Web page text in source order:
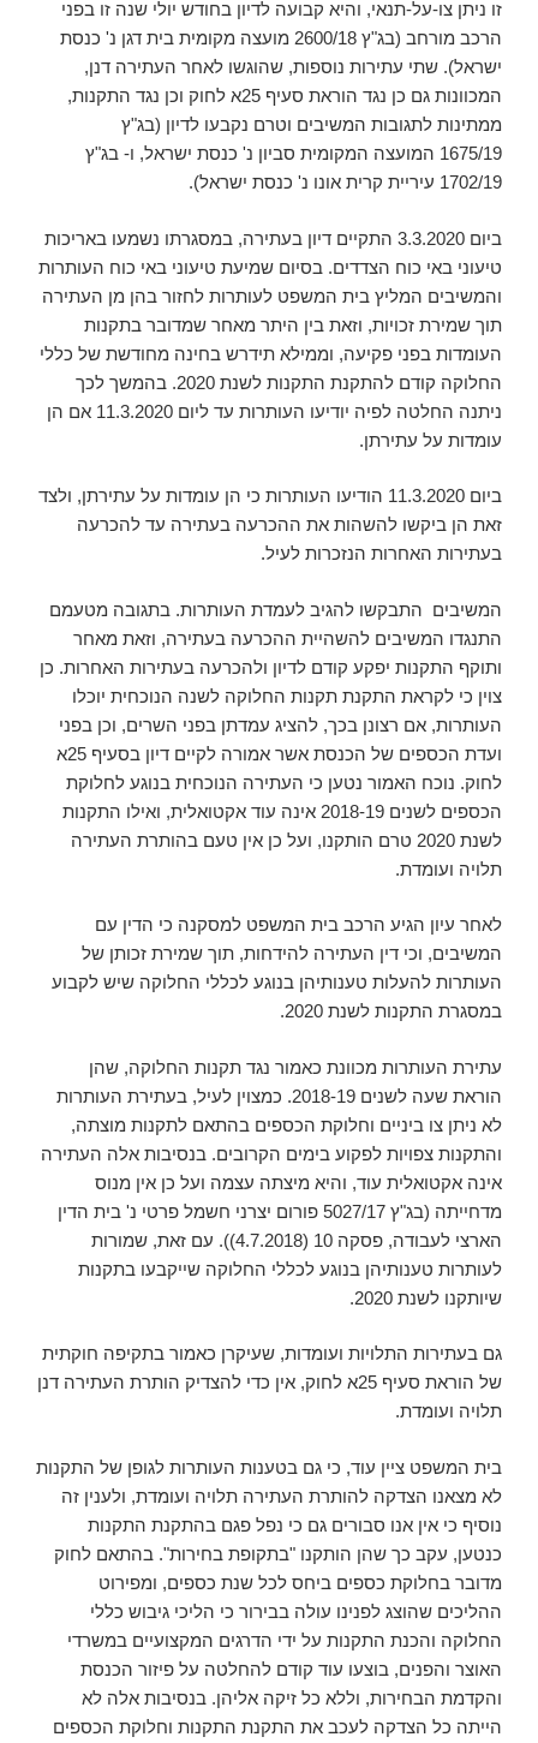
זו ניתן צו-על-תנאי, והיא קבועה לדיון בחודש יולי שנה זו בפני
הרכב מורחב (בג"ץ 2600/18 מועצה מקומית בית דגן נ' כנסת
ישראל). שתי עתירות נוספות, שהוגשו לאחר העתירה דנן,
המכוונות גם כן נגד הוראת סעיף 25א לחוק וכן נגד התקנות,
ממתינות לתגובות המשיבים וטרם נקבעו לדיון (בג"ץ
1675/19 המועצה המקומית סביון נ' כנסת ישראל, ו- בג"ץ
1702/19 עיריית קרית אונו נ' כנסת ישראל).
ביום 3.3.2020 התקיים דיון בעתירה, במסגרתו נשמעו באריכות
טיעוני באי כוח הצדדים. בסיום שמיעת טיעוני באי כוח העותרות
והמשיבים המליץ בית המשפט לעותרות לחזור בהן מן העתירה
תוך שמירת זכויות, וזאת בין היתר מאחר שמדובר בתקנות
העומדות בפני פקיעה, וממילא תידרש בחינה מחודשת של כללי
החלוקה קודם להתקנת התקנות לשנת 2020. בהמשך לכך
ניתנה החלטה לפיה יודיעו העותרות עד ליום 11.3.2020 אם הן
עומדות על עתירתן.
ביום 11.3.2020 הודיעו העותרות כי הן עומדות על עתירתן, ולצד
זאת הן ביקשו להשהות את ההכרעה בעתירה עד להכרעה
בעתירות האחרות הנזכרות לעיל.
המשיבים התבקשו להגיב לעמדת העותרות. בתגובה מטעמם
התנגדו המשיבים להשהיית ההכרעה בעתירה, וזאת מאחר
ותוקף התקנות יפקע קודם לדיון ולהכרעה בעתירות האחרות. כן
צוין כי לקראת התקנת תקנות החלוקה לשנה הנוכחית יוכלו
העותרות, אם רצונן בכך, להציג עמדתן בפני השרים, וכן בפני
ועדת הכספים של הכנסת אשר אמורה לקיים דיון בסעיף 25א
לחוק. נוכח האמור נטען כי העתירה הנוכחית בנוגע לחלוקת
הכספים לשנים 2018-19 אינה עוד אקטואלית, ואילו התקנות
לשנת 2020 טרם הותקנו, ועל כן אין טעם בהותרת העתירה
תלויה ועומדת.
לאחר עיון הגיע הרכב בית המשפט למסקנה כי הדין עם
המשיבים, וכי דין העתירה להידחות, תוך שמירת זכותן של
העותרות להעלות טענותיהן בנוגע לכללי החלוקה שיש לקבוע
במסגרת התקנות לשנת 2020.
עתירת העותרות מכוונת כאמור נגד תקנות החלוקה, שהן
הוראת שעה לשנים 2018-19. כמצוין לעיל, בעתירת העותרות
לא ניתן צו ביניים וחלוקת הכספים בהתאם לתקנות מוצתה,
והתקנות צפויות לפקוע בימים הקרובים. בנסיבות אלה העתירה
אינה אקטואלית עוד, והיא מיצתה עצמה ועל כן אין מנוס
מדחייתה (בג"ץ 5027/17 פורום יצרני חשמל פרטי נ' בית הדין
הארצי לעבודה, פסקה 10 (‏4.7.2018)). עם זאת, שמורות
לעותרות טענותיהן בנוגע לכללי החלוקה שייקבעו בתקנות
שיותקנו לשנת 2020.
גם בעתירות התלויות ועומדות, שעיקרן כאמור בתקיפה חוקתית
של הוראת סעיף 25א לחוק, אין כדי להצדיק הותרת העתירה דנן
תלויה ועומדת.
בית המשפט ציין עוד, כי גם בטענות העותרות לגופן של התקנות
לא מצאנו הצדקה להותרת העתירה תלויה ועומדת, ולענין זה
נוסיף כי אין אנו סבורים גם כי נפל פגם בהתקנת התקנות
כנטען, עקב כך שהן הותקנו "בתקופת בחירות". בהתאם לחוק
מדובר בחלוקת כספים ביחס לכל שנת כספים, ומפירוט
ההליכים שהוצג לפנינו עולה בבירור כי הליכי גיבוש כללי
החלוקה והכנת התקנות על ידי הדרגים המקצועיים במשרדי
האוצר והפנים, בוצעו עוד קודם להחלטה על פיזור הכנסת
והקדמת הבחירות, וללא כל זיקה אליהן. בנסיבות אלה לא
הייתה כל הצדקה לעכב את התקנת התקנות וחלוקת הכספים